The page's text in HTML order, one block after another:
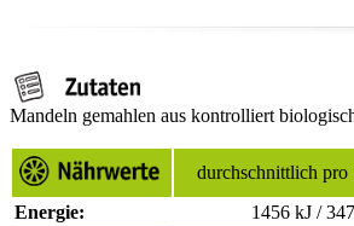
Mandeln gemahlen aus kontrolliert
durchschnittlich pro
Energie:
1456 kJ /